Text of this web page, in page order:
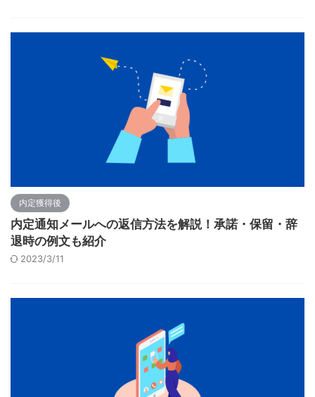
内定獲得後
内定通知メールへの返信方法を解説！承諾・保留・辞
退時の例文も紹介
2023/3/11